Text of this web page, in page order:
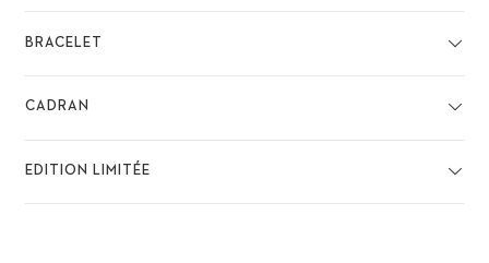
BRACELET
CADRAN
EDITION LIMITÉE